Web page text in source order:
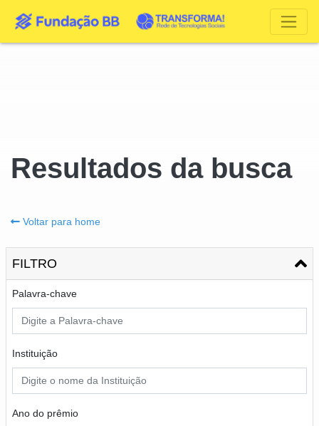
Resultados da busca
Voltar para home
FILTRO
Palavra-chave
Instituição
Ano do prêmio